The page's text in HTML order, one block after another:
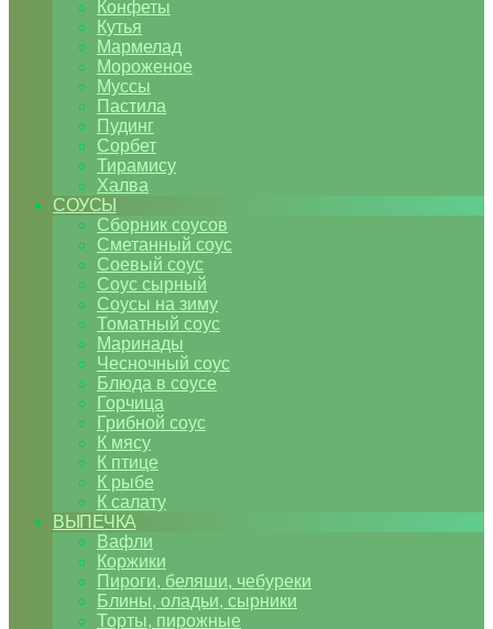
Конфеты
Кутья
Мармелад
Мороженое
Муссы
Пастила
Пудинг
Сорбет
Тирамису
Халва
СОУСЫ
Сборник соусов
Сметанный соус
Соевый соус
Соус сырный
Соусы на зиму
Томатный соус
Маринады
Чесночный соус
Блюда в соусе
Горчица
Грибной соус
К мясу
К птице
К рыбе
К салату
ВЫПЕЧКА
Вафли
Коржики
Пироги, беляши, чебуреки
Блины, оладьи, сырники
Торты, пирожные